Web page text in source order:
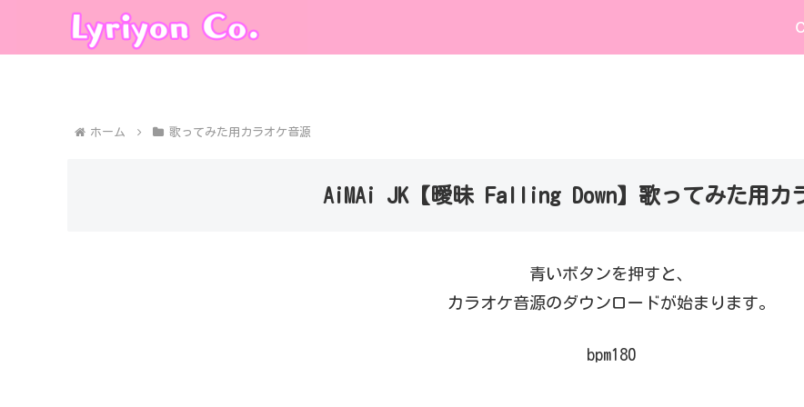
ホーム 歌ってみた用カラオケ音源
AiMAi JK【曖昧 Falling Down】歌ってみた用カ
青いボタンを押すと、
カラオケ音源のダウンロードが始まります。
bpm180